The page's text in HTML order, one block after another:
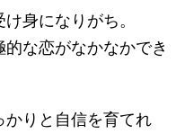
身になりがち。
な恋がなかなかでき
かりと自信を育てれ